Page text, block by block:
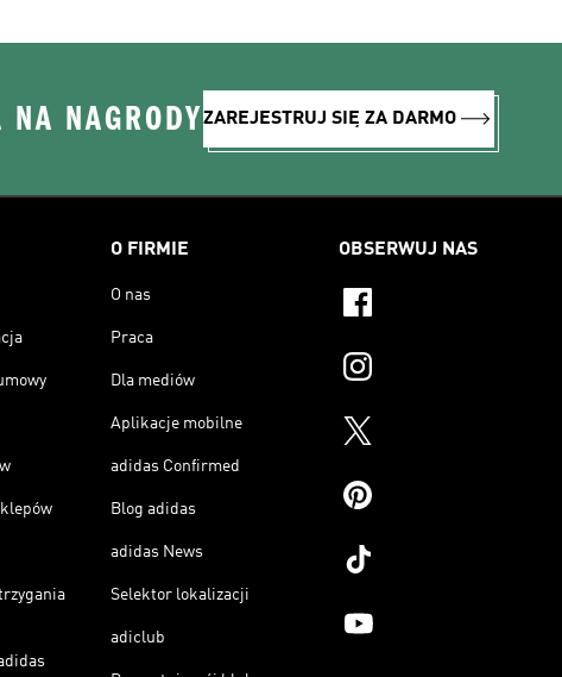
NAGRODYZAREJESTRUJ SIĘ ZA DARMO
O FIRMIE
O nas
Praca
Dla mediów
Aplikacje mobilne
adidas Confirmed
Blog adidas
adidas News
Selektor lokalizacji
adiclub
OBSERWUJ NAS